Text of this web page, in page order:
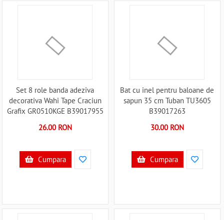
Set 8 role banda adeziva
decorativa Wahi Tape Craciun
Grafix GR0510KGE B39017955
26.00 RON
Cumpara
Bat cu inel pentru baloane de
sapun 35 cm Tuban TU3605
B39017263
30.00 RON
Cumpara